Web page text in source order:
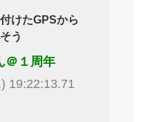
けたGPSから
う
＠１周年
19:22:13.71